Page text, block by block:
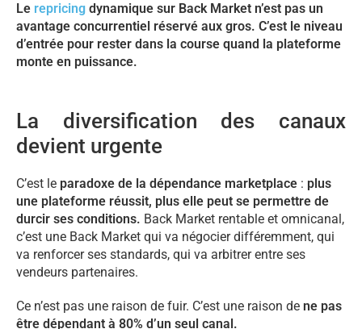
Le repricing dynamique sur Back Market n’est pas un
avantage concurrentiel réservé aux gros. C’est le niveau
d’entrée pour rester dans la course quand la plateforme
monte en puissance.
La diversification des canaux
devient urgente
C’est le paradoxe de la dépendance marketplace : plus
une plateforme réussit, plus elle peut se permettre de
durcir ses conditions. Back Market rentable et omnicanal,
c’est une Back Market qui va négocier différemment, qui
va renforcer ses standards, qui va arbitrer entre ses
vendeurs partenaires.
Ce n’est pas une raison de fuir. C’est une raison de ne pas
être dépendant à 80% d’un seul canal.